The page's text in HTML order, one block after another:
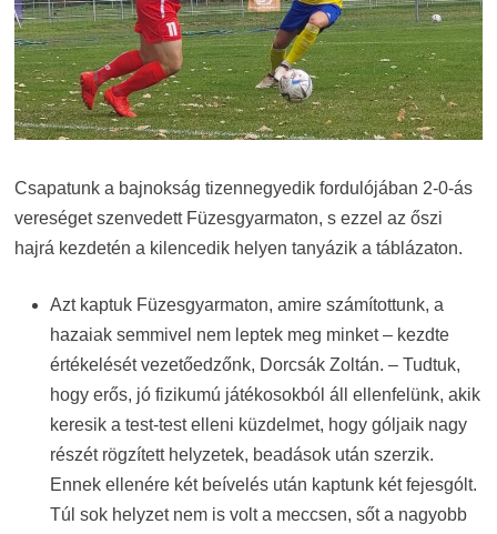
Csapatunk a bajnokság tizennegyedik fordulójában 2-0-ás
vereséget szenvedett Füzesgyarmaton, s ezzel az őszi
hajrá kezdetén a kilencedik helyen tanyázik a táblázaton.
Azt kaptuk Füzesgyarmaton, amire számítottunk, a
hazaiak semmivel nem leptek meg minket – kezdte
értékelését vezetőedzőnk, Dorcsák Zoltán. – Tudtuk,
hogy erős, jó fizikumú játékosokból áll ellenfelünk, akik
keresik a test-test elleni küzdelmet, hogy góljaik nagy
részét rögzített helyzetek, beadások után szerzik.
Ennek ellenére két beívelés után kaptunk két fejesgólt.
Túl sok helyzet nem is volt a meccsen, sőt a nagyobb